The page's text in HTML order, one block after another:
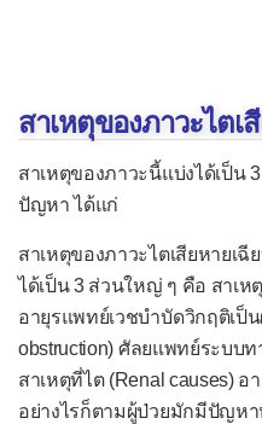
รอบเดือนแรก
รอบเดือนขาด
ระดูออกมาก
ปวดประจำเดื
กลุ่มอาการวัย
เลือดออกหลังวั
สาเหตุของภาวะไตเ
สาเหตุของภาวะนี้แบ่งได้เป็
ปัญหา ได้แก่
สาเหตุของภาวะไตเสียหายเ
ได้เป็น 3 ส่วนใหญ่ ๆ คือ สาเห
อายุรแพทย์เวชบำบัดวิกฤติเป็น
obstruction) ศัลยแพทย์ระบบ
สาเหตุที่ไต (Renal causes)
อย่างไรก็ตามผู้ป่วยมักมีปัญห